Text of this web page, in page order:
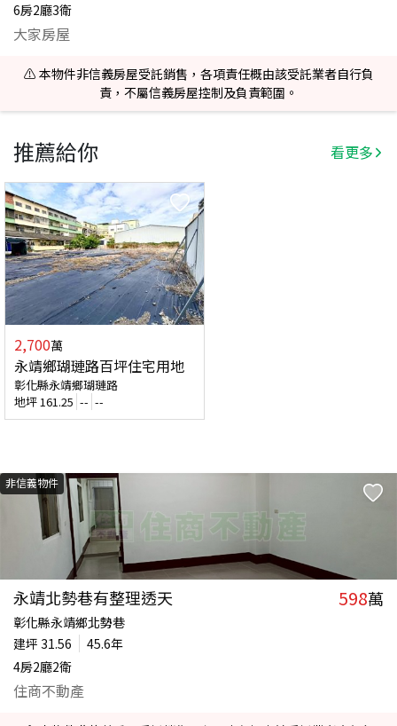
6房2廳3衛
大家房屋
⚠️ 本物件非信義房屋受託銷售，各項責任概由該受託業者自行負
責，不屬信義房屋控制及負責範圍。
推薦給你 看更多
2,700萬
永靖鄉瑚璉路百坪住宅用地
彰化縣永靖鄉瑚璉路
地坪161.25 -- --
非信義物件
永靖北勢巷有整理透天 598萬
彰化縣永靖鄉北勢巷
建坪 31.56
45.6年
4房2廳2衛
住商不動產